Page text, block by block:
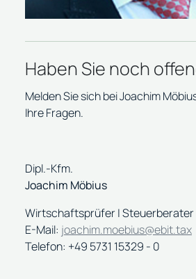
Haben Sie noch
Melden Sie sich bei Joachim
Ihre Fragen.
Dipl.-Kfm.
Joachim Möbius
Wirtschaftsprüfer | Steuerberater
E-Mail: joachim.moebius@ebit.tax
Telefon: +49 5731 15329 - 0